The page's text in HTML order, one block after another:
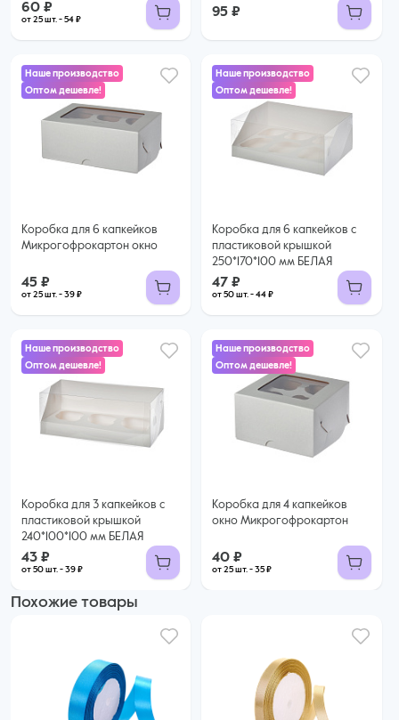
60 ₽
от 25 шт. - 54 ₽ 95 ₽
Наше производство
Оптом дешевле!
Коробка для 6 капкейков
Микрогофрокартон окно
45 ₽
от 25 шт. - 39 ₽
39 ₽ за шт. при заказе от 25 шт.
Купить оптом
Наше производство
Оптом дешевле!
Коробка для 6 капкейков с
пластиковой крышкой
250*170*100 мм БЕЛАЯ
47 ₽
от 50 шт. - 44 ₽
47 ₽
44 ₽ за шт. при заказе от 50 шт.
Наше производство
Оптом дешевле!
Коробка для 3 капкейков с
пластиковой крышкой
240*100*100 мм БЕЛАЯ
43 ₽
от 50 шт. - 39 ₽
43 ₽
39 ₽ за шт. при заказе от 50 шт.
Наше производство
Оптом дешевле!
Коробка для 4 капкейков
окно Микрогофрокартон
40 ₽
от 25 шт. - 35 ₽
40 ₽
35 ₽ за шт. при заказе от 25 шт.
Купить оптом
Похожие товары